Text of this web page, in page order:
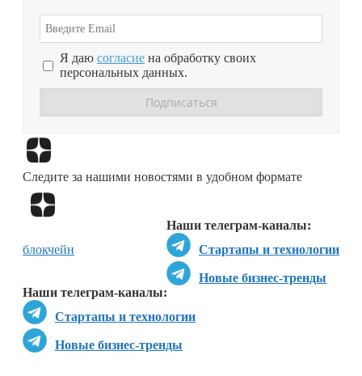
Я даю согласие на обработку своих
персональных данных.
Следите за нашими новостями в удобном формате
Наши телеграм-каналы:
Стартапы и технологии
Новые бизнес-тренды
Наши телеграм-каналы:
Стартапы и технологии
Новые бизнес-тренды
блокчейн